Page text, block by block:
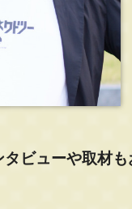
タビューや取材